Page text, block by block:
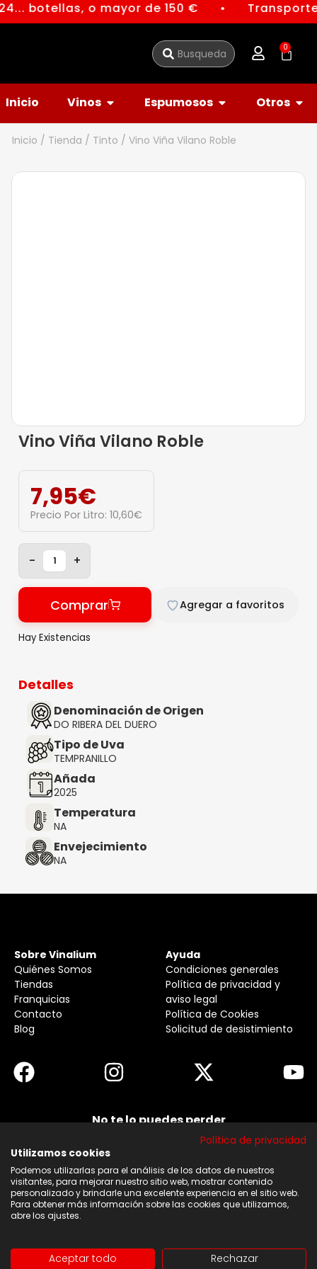
botellas, o mayor de 150 € ●
0
Inicio Vinos Espumosos Otros
Inicio / Tienda / Tinto / Vino Viña Vilano Roble
Vino Viña Vilano Roble
7,95€
Precio Por Litro: 10,60€
- +
Comprar Agregar a favoritos
Hay Existencias
Detalles
Denominación de Origen
DO RIBERA DEL DUERO
Tipo de Uva
TEMPRANILLO
Añada
2025
Temperatura
NA
Envejecimiento
NA
Sobre Vinalium
Quiénes Somos
Tiendas
Franquicias
Contacto
Blog
Ayuda
Condiciones generales
Política de privacidad y
aviso legal
Política de Cookies
Solicitud de desistimiento
No te lo puedes perder
ninguna de nuestras noticias, ofertas y
Acepto los términos y condiciones
Política de privacidad
Utilizamos cookies
Podemos utilizarlas para el análisis de los datos de nuestros
visitantes, para mejorar nuestro sitio web, mostrar contenido
personalizado y brindarle una excelente experiencia en el sitio web.
Para obtener más información sobre las cookies que utilizamos,
abre los ajustes.
Aceptar todo Rechazar